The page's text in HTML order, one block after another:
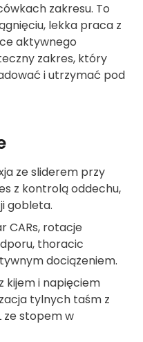
zakresu. To
lekka praca z
aktywnego
zakres, który
i utrzymać pod
ze sliderem przy
z kontrolą oddechu,
gobleta.
CARs, rotacje
thoracic
dociążeniem.
kijem i napięciem
tylnych taśm z
ze stopem w